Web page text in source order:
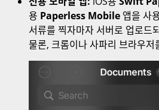
용 Paperless Mobile 앱을 사
서류를 찍자마자 서버로 업로드
물론, 크롬이나 사파리 브라우